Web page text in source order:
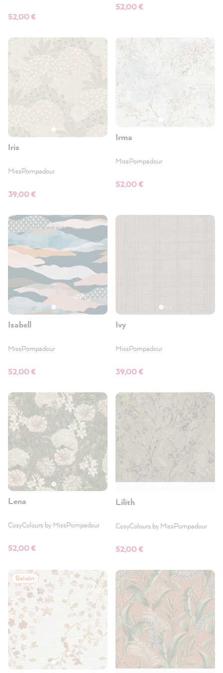
52,00 €
52,00 €
Iris
MissPompadour
39,00 €
Irma
MissPompadour
52,00 €
Isabell
MissPompadour
52,00 €
Ivy
MissPompadour
39,00 €
Lena
CosyColours by MissPompadour
52,00 €
Lilith
CosyColours by MissPompadour
52,00 €
Beliebt